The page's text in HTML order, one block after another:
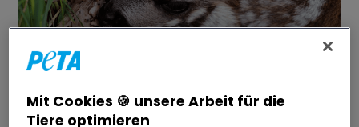
Rehkitz-Rettung: Neue
Mit Cookies 🍪 unsere Arbeit für die
Tiere optimieren